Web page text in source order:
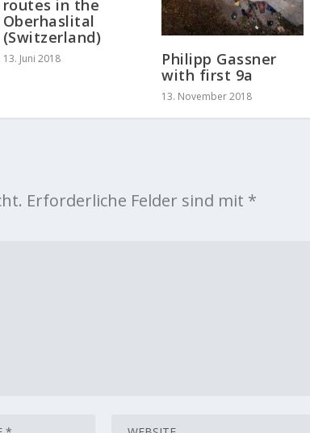
routes in the
Oberhaslital
(Switzerland)
13. Juni 2018
Philipp Gassner
with first 9a
13. November 2018
Erforderliche Felder sind mit *